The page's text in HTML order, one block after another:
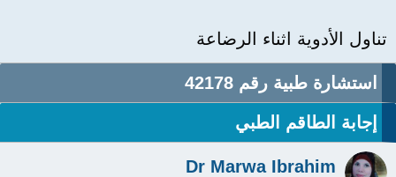
تناول الأدوية اثناء الرضاعة
استشارة طبية رقم 42178
إجابة الطاقم الطبي
Dr Marwa Ibrahim